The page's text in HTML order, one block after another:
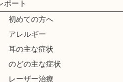
初めての方へ
アレルギー
耳の主な症状
のどの主な症状
レーザー治療